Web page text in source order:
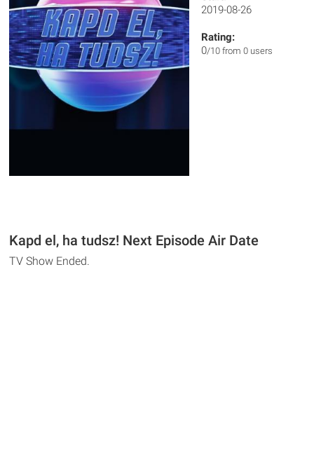
2019-08-26
Rating:
0/10 from 0 users
Kapd el, ha tudsz! Next Episode Air Date
TV Show Ended.